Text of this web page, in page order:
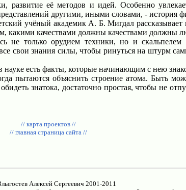
развитие её методов и идей. Особенно
другими, иными словами, - история
учёный академик А. Б. Мигдал рассказывает
какими качествами должны качествами должны
не только орудием техники, но и
свои знания силы, чтобы ринуться на штурм
науке есть факты, которые начинающим с нею
пытаются объяснить строение атома. Быть
знатока, достаточно простая, чтобы не
// карта проектов //
// главная страница сайта //
Алексей Сергеевич 2001-2011